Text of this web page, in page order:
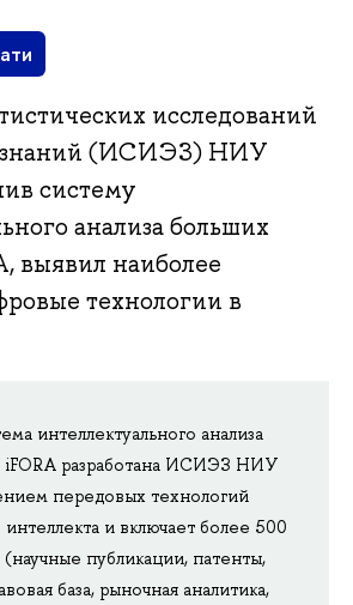
исследований
знаний (ИСИЭЗ) НИУ
систему
анализа больших
выявил наиболее
технологии в
интеллектуального анализа
iFORA разработана ИСИЭЗ НИУ
передовых технологий
и включает более 500
публикации, патенты,
база, рыночная аналитика,